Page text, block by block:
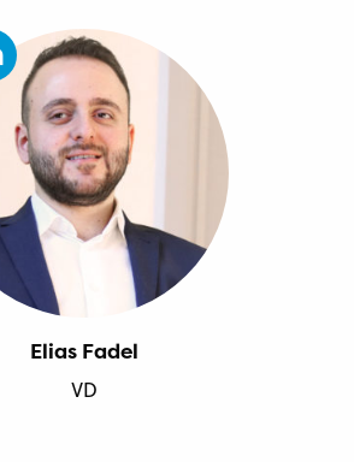
Elias Fadel
VD